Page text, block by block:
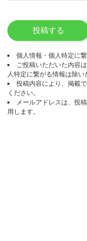
投稿する
個人情報・個人特定に
ご投稿いただいた内容
人特定に繋がる情報は除い
投稿内容により、掲載
ください。
メールアドレスは、投
用します。